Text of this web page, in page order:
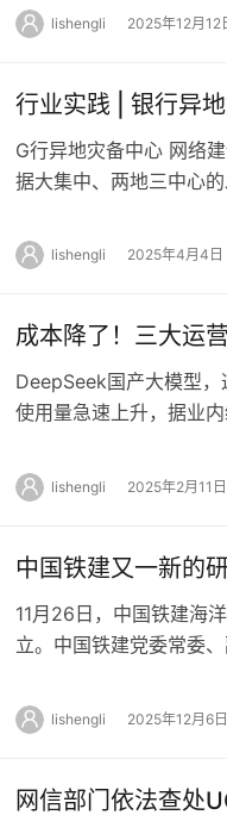
lishengli 2025年12月12
行业实践 | 银行异
G行异地灾备中心 网络
据大集中、两地三中心
lishengli 2025年4月4日
成本降了！三大运
DeepSeek国产大模型
使用量急速上升，据业
lishengli 2025年2月11日
中国铁建又一新的
11月26日，中国铁建海
立。中国铁建党委常委
lishengli 2025年12月6日
网信部门依法查处